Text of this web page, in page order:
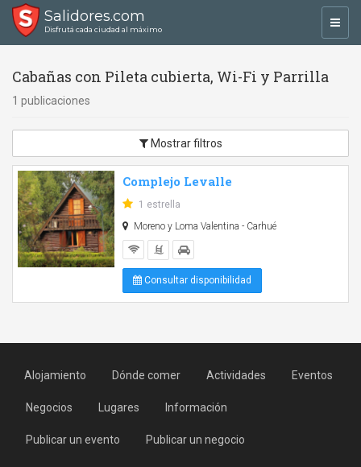
Salidores.com
Disfrutá cada ciudad al máximo
Cabañas con Pileta cubierta, Wi-Fi y Parrilla
1 publicaciones
Mostrar filtros
Complejo Levalle
1 estrella
Moreno y Loma Valentina - Carhué
Consultar disponibilidad
Alojamiento Dónde comer Actividades Eventos
Negocios Lugares Información
Publicar un evento Publicar un negocio